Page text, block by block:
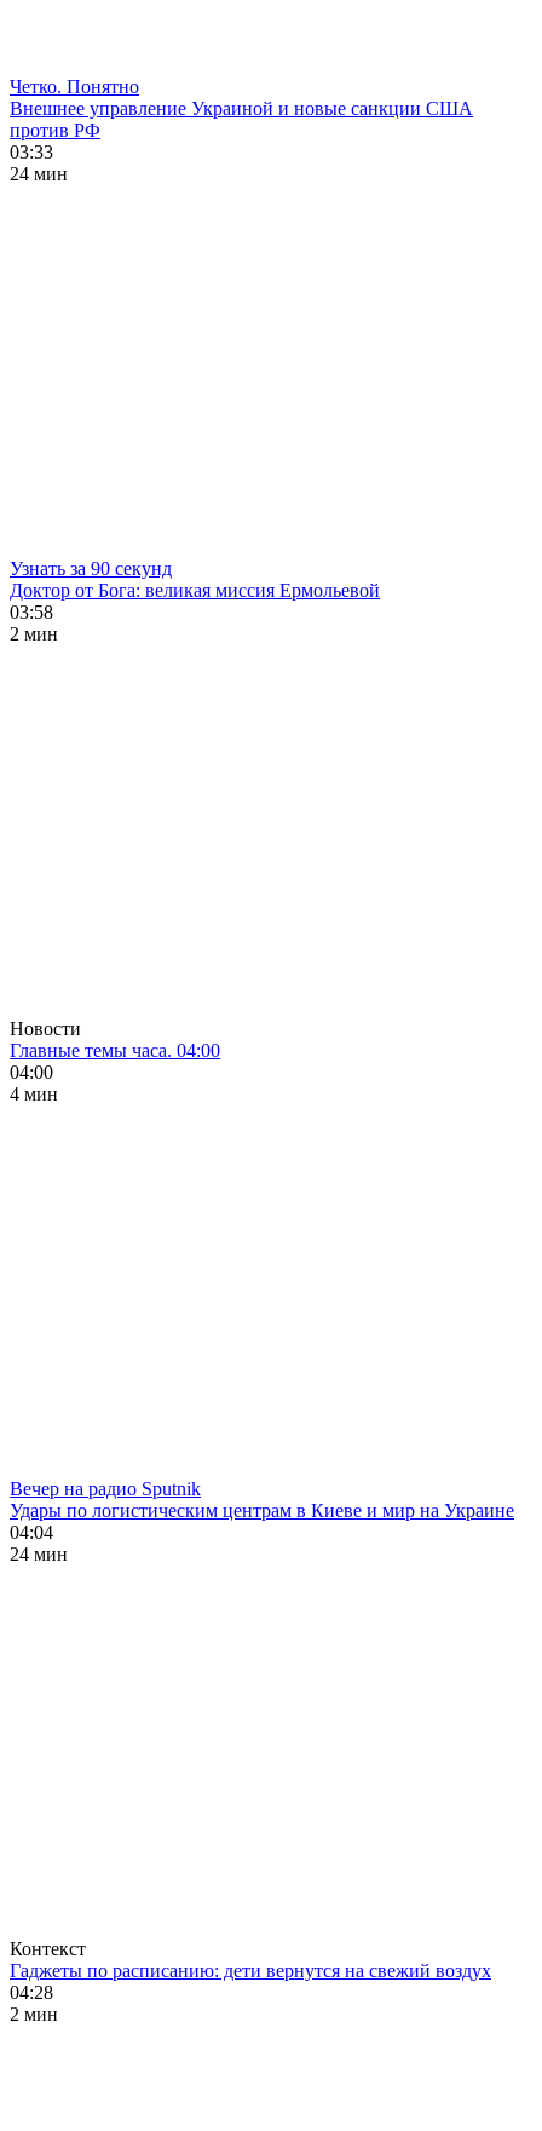
Четко. Понятно
Внешнее управление Украиной и новые санкции США
против РФ
03:33
24 мин
Узнать за 90 секунд
Доктор от Бога: великая миссия Ермольевой
03:58
2 мин
Новости
Главные темы часа. 04:00
04:00
4 мин
Вечер на радио Sputnik
Удары по логистическим центрам в Киеве и мир на Украине
04:04
24 мин
Контекст
Гаджеты по расписанию: дети вернутся на свежий воздух
04:28
2 мин